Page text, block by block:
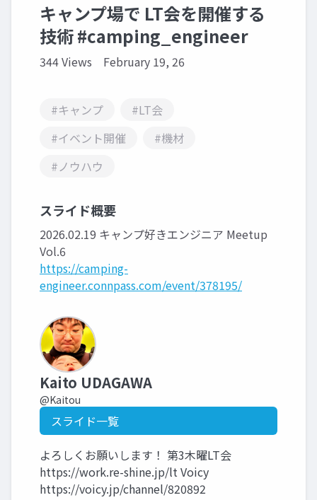
キャンプ場で LT会を開催する
技術 #camping_engineer
344 Views February 19, 26
#キャンプ
#LT会
#イベント開催
#機材
#ノウハウ
スライド概要
2026.02.19 キャンプ好きエンジニア Meetup
Vol.6
https://camping-
engineer.connpass.com/event/378195/
Kaito UDAGAWA
@Kaitou
スライド一覧
よろしくお願いします！ 第3木曜LT会
https://work.re-shine.jp/lt Voicy
https://voicy.jp/channel/820892